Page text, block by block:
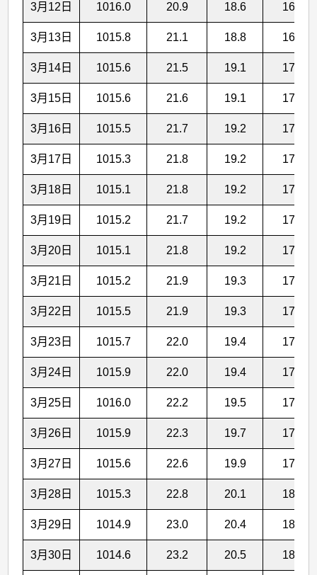
3月12日 1016.0 20.9 18.6 16.7
3月13日 1015.8 21.1 18.8 16.9
3月14日 1015.6 21.5 19.1 17.1
3月15日 1015.6 21.6 19.1 17.2
3月16日 1015.5 21.7 19.2 17.3
3月17日 1015.3 21.8 19.2 17.3
3月18日 1015.1 21.8 19.2 17.3
3月19日 1015.2 21.7 19.2 17.3
3月20日 1015.1 21.8 19.2 17.2
3月21日 1015.2 21.9 19.3 17.3
3月22日 1015.5 21.9 19.3 17.4
3月23日 1015.7 22.0 19.4 17.4
3月24日 1015.9 22.0 19.4 17.4
3月25日 1016.0 22.2 19.5 17.6
3月26日 1015.9 22.3 19.7 17.8
3月27日 1015.6 22.6 19.9 17.9
3月28日 1015.3 22.8 20.1 18.1
3月29日 1014.9 23.0 20.4 18.4
3月30日 1014.6 23.2 20.5 18.6